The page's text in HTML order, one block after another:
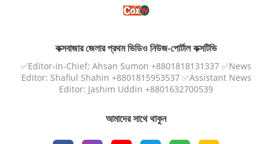
কক্সবাজার জেলার প্রথম ভিডিও নিউজ-পোর্টাল কক্সটিভি
✅Editor-in-Chief: Ahsan Sumon +8801818131337 ✅News
Editor: Shafiul Shahin +8801815953537 ✅Assistant News
Editor: Jashim Uddin +8801632700539
আমাদের সাথে থাকুন